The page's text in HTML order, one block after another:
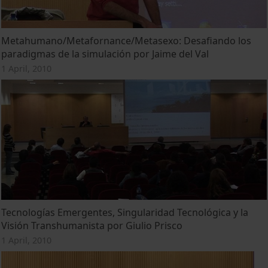
Metahumano/Metafornance/Metasexo: Desafiando los
paradigmas de la simulación por Jaime del Val
1 April, 2010
Tecnologías Emergentes, Singularidad Tecnológica y la
Visión Transhumanista por Giulio Prisco
1 April, 2010